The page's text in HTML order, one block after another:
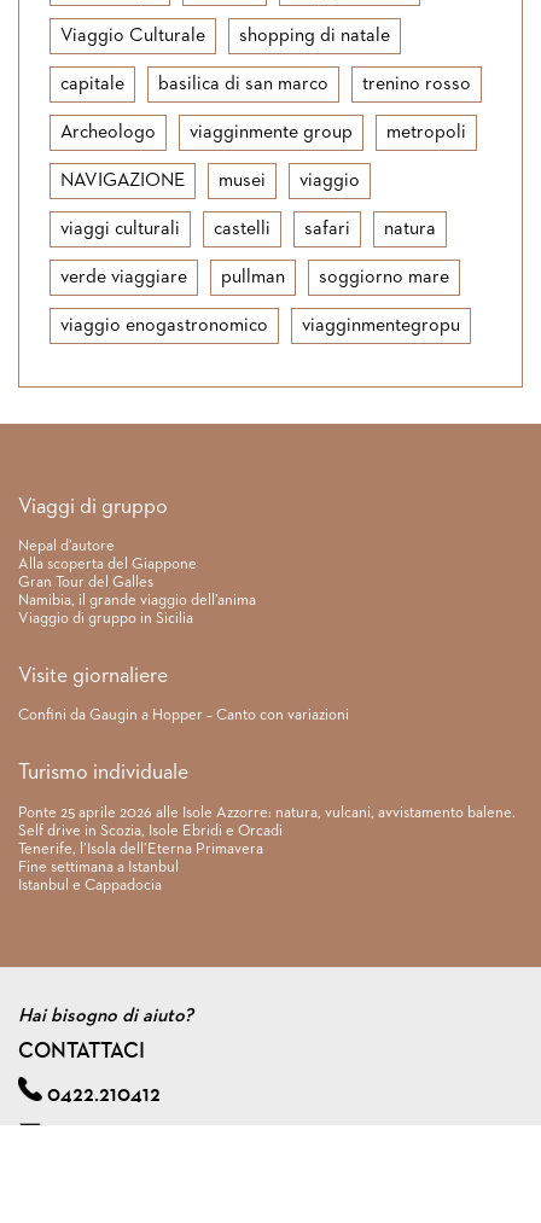
Viaggio Culturale shopping di natale
capitale basilica di san marco trenino rosso
Archeologo viagginmente group metropoli
NAVIGAZIONE musei viaggio
viaggi culturali castelli safari natura
verde viaggiare pullman soggiorno mare
viaggio enogastronomico viagginmentegropu
Link rapidi
Viaggi di gruppo
Nepal d’autore
Alla scoperta del Giappone
Gran Tour del Galles
Namibia, il grande viaggio dell’anima
Viaggio di gruppo in Sicilia
Visite giornaliere
Confini da Gaugin a Hopper – Canto con variazioni
Turismo individuale
Ponte 25 aprile 2026 alle Isole Azzorre: natura, vulcani, avvistamento balene.
Self drive in Scozia, Isole Ebridi e Orcadi
Tenerife, l’Isola dell’Eterna Primavera
Fine settimana a Istanbul
Istanbul e Cappadocia
Hai bisogno di aiuto?
CONTATTACI
0422.210412